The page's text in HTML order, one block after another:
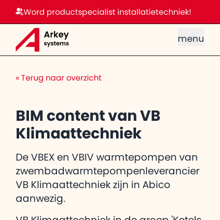
Word productspecialist installatietechniek!
menu
« Terug naar overzicht
BIM content van VB
Klimaattechniek
De VBEX en VBIV warmtepompen van
zwembadwarmtepompenleverancier
VB Klimaattechniek zijn in Abico
aanwezig.